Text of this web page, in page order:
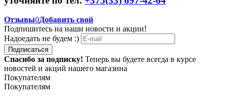
Отзывы0Добавить свой
Подпишитесь на наши новости и акции!
Надоедать не будем :)
Подписаться
Спасибо за подписку! Теперь вы будете всегда в курсе
новостей и акций нашего магазина
Покупателям
Покупателям